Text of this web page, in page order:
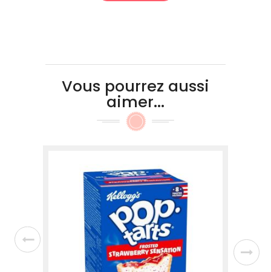
Vous pourrez aussi
aimer...